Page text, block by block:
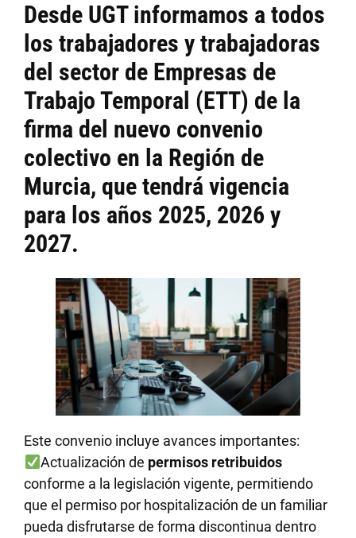
Desde UGT informamos a todos
los trabajadores y trabajadoras
del sector de Empresas de
Trabajo Temporal (ETT) de la
firma del nuevo convenio
colectivo en la Región de
Murcia, que tendrá vigencia
para los años 2025, 2026 y
2027.
Este convenio incluye avances importantes:
Actualización de permisos retribuidos
conforme a la legislación vigente, permitiendo
que el permiso por hospitalización de un familiar
pueda disfrutarse de forma discontinua dentro